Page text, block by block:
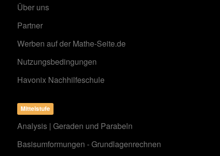
Über uns
Partner
Werben auf der Mathe-Seite.de
Nutzungsbedingungen
Havonix Nachhilfeschule
Mittelstufe
Analysis | Geraden und Parabeln
Basisumformungen - Grundlagenrechnen